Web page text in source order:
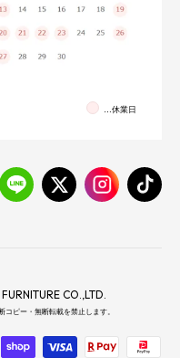
…休業日
CO.,LTD.
ピー・無断転載を禁止します。